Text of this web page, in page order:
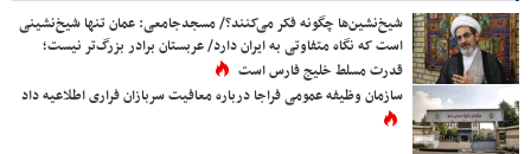
شیخ‌نشین‌ها چگونه فکر می‌کنند؟/ مسجدجامعی: عمان تنها شیخ‌نشینی
است که نگاه متفاوتی به ایران دارد/ عربستان برادر بزرگ‌تر نیست؛
قدرت مسلط خلیج فارس است
سازمان وظیفه عمومی فراجا درباره معافیت سربازان فراری اطلاعیه داد